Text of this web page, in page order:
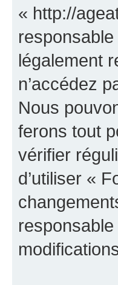
« http://
légalement
n’accédez
Nous
ferons tout
vérifier
d’utiliser «